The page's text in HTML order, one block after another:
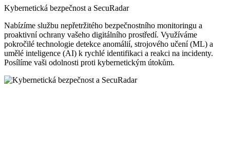
Kybernetická bezpečnost a SecuRadar
Nabízíme službu nepřetržitého bezpečnostního monitoringu a
proaktivní ochrany vašeho digitálního prostředí. Využíváme
pokročilé technologie detekce anomálií, strojového učení (ML) a
umělé inteligence (AI) k rychlé identifikaci a reakci na incidenty.
Posílíme vaši odolnosti proti kybernetickým útokům.